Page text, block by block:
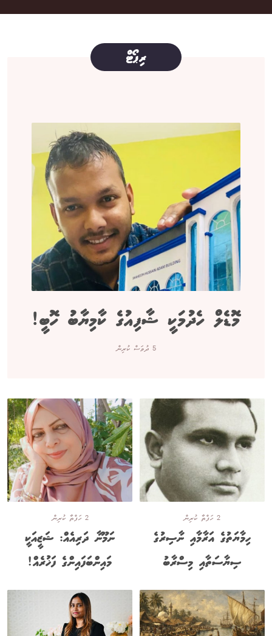
ރިޕޯޓް
މޮޑެލް ހެދުމަކީ ޝާފިއުގެ ކާމިޔާބު ހޮބީ!
5 ދުވަސް ކުރިން
2 ހަފްތާ ކުރިން
ހިމާޔަތުގެ އަރާމާއި ނާސިރުގެ
ސިޔާސަތާއި މިސްރާބު
2 ހަފްތާ ކުރިން
ނަމޫނާ ދަރިއެއް: ޝަޒީއަކީ
މައިންބަފައިންގެ ފަޚުރެއް!